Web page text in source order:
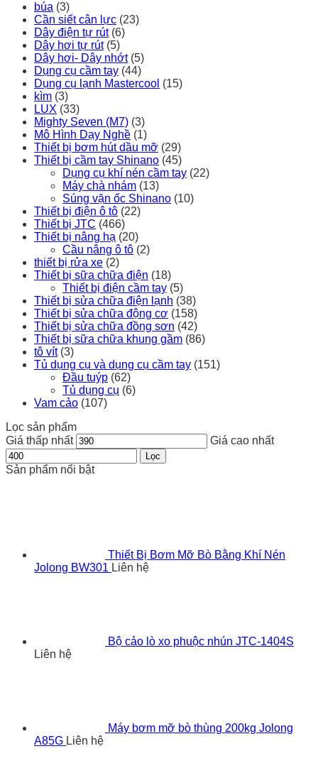
búa (3)
Cần siết cân lực (23)
Dây điện tự rút (6)
Dây hơi tự rút (5)
Dây hơi- Dây nhớt (5)
Dụng cụ cầm tay (44)
Dụng cụ lạnh Mastercool (15)
kìm (3)
LUX (33)
Mighty Seven (M7) (3)
Mô Hình Dạy Nghề (1)
Thiết bị bơm hút dầu mỡ (29)
Thiết bị cầm tay Shinano (45)
Dụng cụ khí nén cầm tay (22)
Máy chà nhám (13)
Súng vặn ốc Shinano (10)
Thiết bị điện ô tô (22)
Thiết bị JTC (466)
Thiết bị nâng hạ (20)
Cầu nâng ô tô (2)
thiết bị rửa xe (2)
Thiết bị sữa chữa điện (18)
Thiết bị điện cầm tay (5)
Thiết bị sửa chữa điện lạnh (38)
Thiết bị sửa chữa động cơ (158)
Thiết bị sửa chữa đồng sơn (42)
Thiết bị sữa chữa khung gầm (86)
tô vít (3)
Tủ dụng cụ và dụng cụ cầm tay (151)
Đầu tuýp (62)
Tủ dụng cụ (6)
Vam cảo (107)
Lọc sản phẩm
Giá thấp nhất
Giá cao nhất
Lọc
Sản phẩm nổi bật
Thiết Bị Bơm Mỡ Bò Bằng Khí Nén
Jolong BW301 Liên hệ
Bộ cảo lò xo phuộc nhún JTC-1404S
Liên hệ
Máy bơm mỡ bò thùng 200kg Jolong
A85G Liên hệ